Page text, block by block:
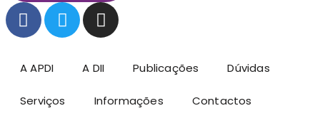
A APDI A DII Publicações Dúvidas
Serviços Informações Contactos